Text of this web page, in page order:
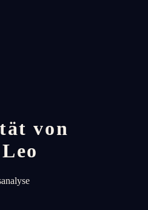
von